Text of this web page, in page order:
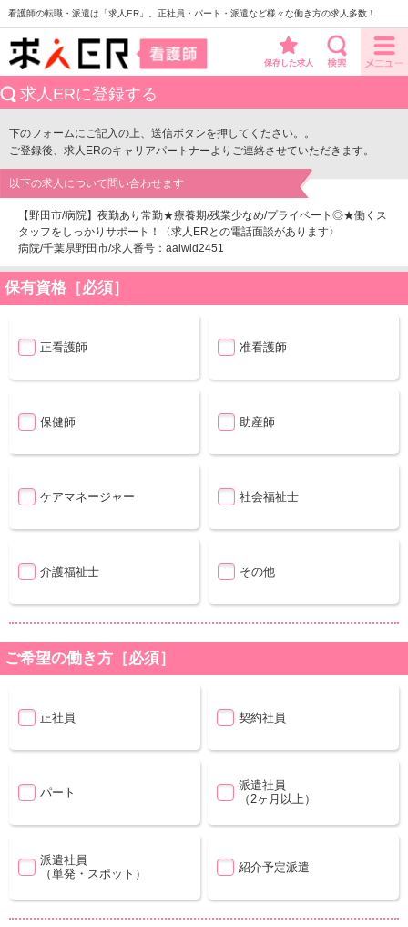
看護師の転職・派遣は「求人ER」。正社員・パート・派遣など様々な働き方の求人多数！
保存した求人
求人ERに登録する
下のフォームにご記入の上、送信ボタンを押してください。。
ご登録後、求人ERのキャリアパートナーよりご連絡させていただきます。
以下の求人について問い合わせます
【野田市/病院】夜勤あり常勤★療養期/残業少なめ/プライベート◎★働くス
タッフをしっかりサポート！〈求人ERとの電話面談があります〉
病院/千葉県野田市/求人番号：aaiwid2451
保有資格［必須］
正看護師 准看護師
保健師 助産師
ケアマネージャー 社会福祉士
介護福祉士 その他
ご希望の働き方［必須］
正社員 契約社員
パート
派遣社員
（2ヶ月以上）
派遣社員
（単発・スポット）
紹介予定派遣